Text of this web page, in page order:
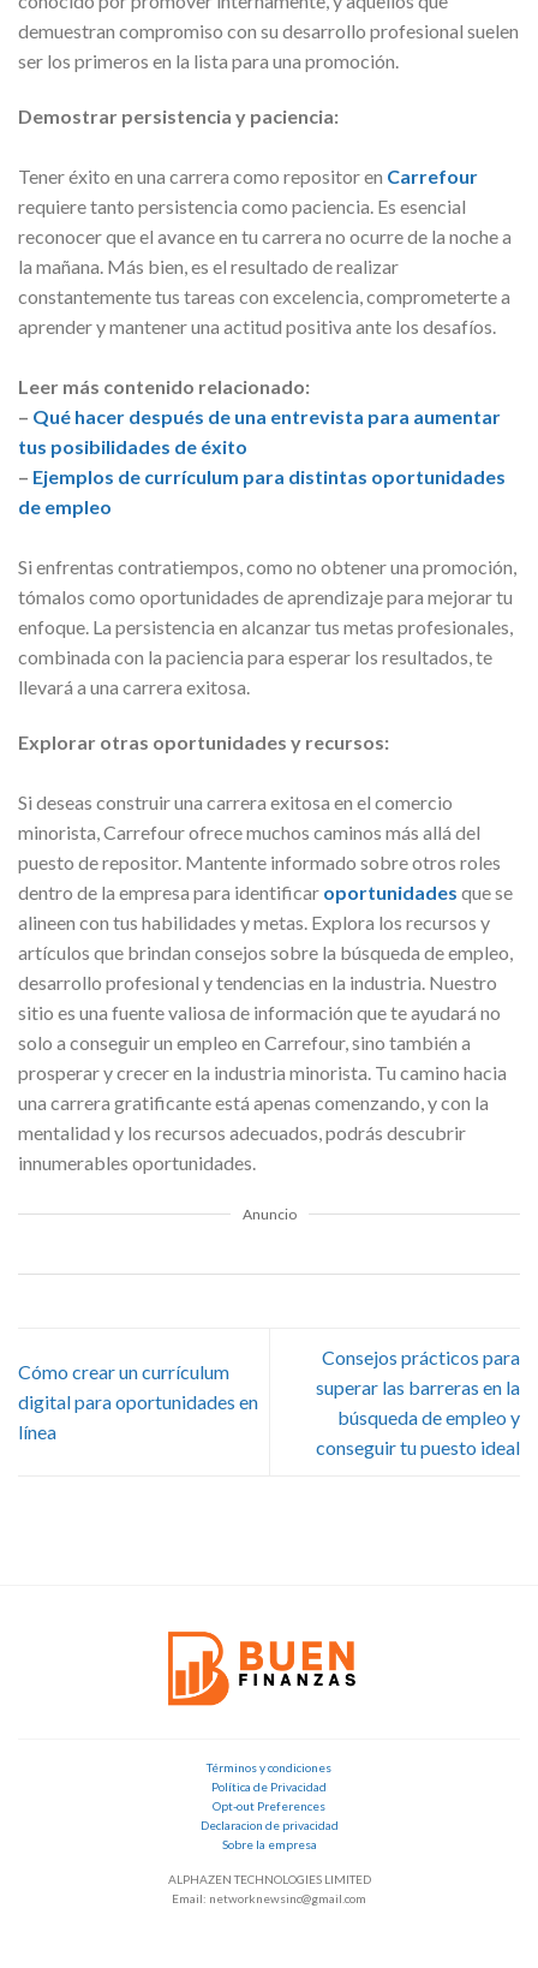
demuestran compromiso con su desarrollo profesional suelen
ser los primeros en la lista para una promoción.
Demostrar persistencia y paciencia:
Tener éxito en una carrera como repositor en Carrefour
requiere tanto persistencia como paciencia. Es esencial
reconocer que el avance en tu carrera no ocurre de la noche a
la mañana. Más bien, es el resultado de realizar
constantemente tus tareas con excelencia, comprometerte a
aprender y mantener una actitud positiva ante los desafíos.
Leer más contenido relacionado:
– Qué hacer después de una entrevista para aumentar
tus posibilidades de éxito
– Ejemplos de currículum para distintas oportunidades
de empleo
Si enfrentas contratiempos, como no obtener una promoción,
tómalos como oportunidades de aprendizaje para mejorar tu
enfoque. La persistencia en alcanzar tus metas profesionales,
combinada con la paciencia para esperar los resultados, te
llevará a una carrera exitosa.
Explorar otras oportunidades y recursos:
Si deseas construir una carrera exitosa en el comercio
minorista, Carrefour ofrece muchos caminos más allá del
puesto de repositor. Mantente informado sobre otros roles
dentro de la empresa para identificar oportunidades que se
alineen con tus habilidades y metas. Explora los recursos y
artículos que brindan consejos sobre la búsqueda de empleo,
desarrollo profesional y tendencias en la industria. Nuestro
sitio es una fuente valiosa de información que te ayudará no
solo a conseguir un empleo en Carrefour, sino también a
prosperar y crecer en la industria minorista. Tu camino hacia
una carrera gratificante está apenas comenzando, y con la
mentalidad y los recursos adecuados, podrás descubrir
innumerables oportunidades.
Anuncio
Cómo crear un currículum
digital para oportunidades en
línea
Consejos prácticos para
superar las barreras en la
búsqueda de empleo y
conseguir tu puesto ideal
Términos y condiciones
Política de Privacidad
Opt-out Preferences
Declaracion de privacidad
Sobre la empresa
ALPHAZEN TECHNOLOGIES LIMITED
Email: networknewsinc@gmail.com